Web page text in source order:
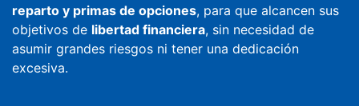
reparto y primas de opciones, para que alcancen sus
objetivos de libertad financiera, sin necesidad de
asumir grandes riesgos ni tener una dedicación
excesiva.